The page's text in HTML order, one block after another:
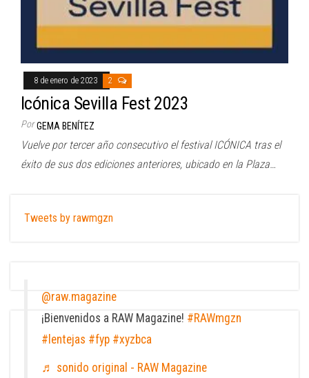
8 de enero de 2023 2
Icónica Sevilla Fest 2023
Por GEMA BENÍTEZ
Vuelve por tercer año consecutivo el festival ICÓNICA tras el
éxito de sus dos ediciones anteriores, ubicado en la Plaza…
Tweets by rawmgzn
@raw.magazine
¡Bienvenidos a RAW Magazine! #RAWmgzn
#lentejas #fyp #xyzbca
♬ sonido original - RAW Magazine